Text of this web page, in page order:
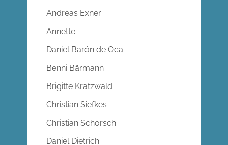
Andreas Exner
Annette
Daniel Barón de Oca
Benni Bärmann
Brigitte Kratzwald
Christian Siefkes
Christian Schorsch
Daniel Dietrich